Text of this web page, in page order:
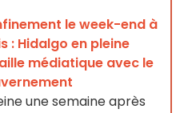
le week-end à
: Hidalgo en pleine
médiatique avec le
une semaine après